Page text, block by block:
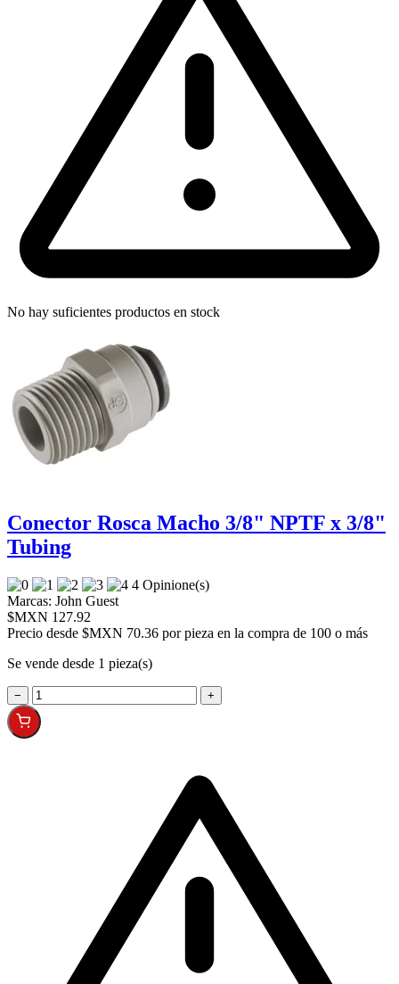
No hay suficientes productos en stock
Conector Rosca Macho 3/8" NPTF x 3/8"
Tubing
4 Opinione(s)
Marcas: John Guest
$MXN 127.92
Precio desde $MXN 70.36 por pieza en la compra de 100 o más
Se vende desde 1 pieza(s)
− +